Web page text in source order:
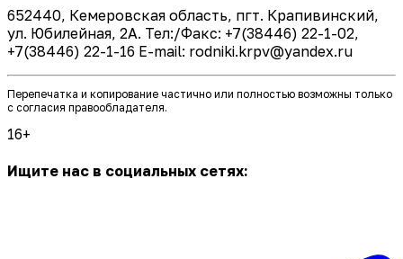
652440, Кемеровская область, пгт. Крапивинский,
ул. Юбилейная, 2А. Тел:/Факс: +7(38446) 22-1-02,
+7(38446) 22-1-16 E-mail: rodniki.krpv@yandex.ru
Перепечатка и копирование частично или полностью возможны только
с согласия правообладателя.
16+
Ищите нас в социальных сетях: